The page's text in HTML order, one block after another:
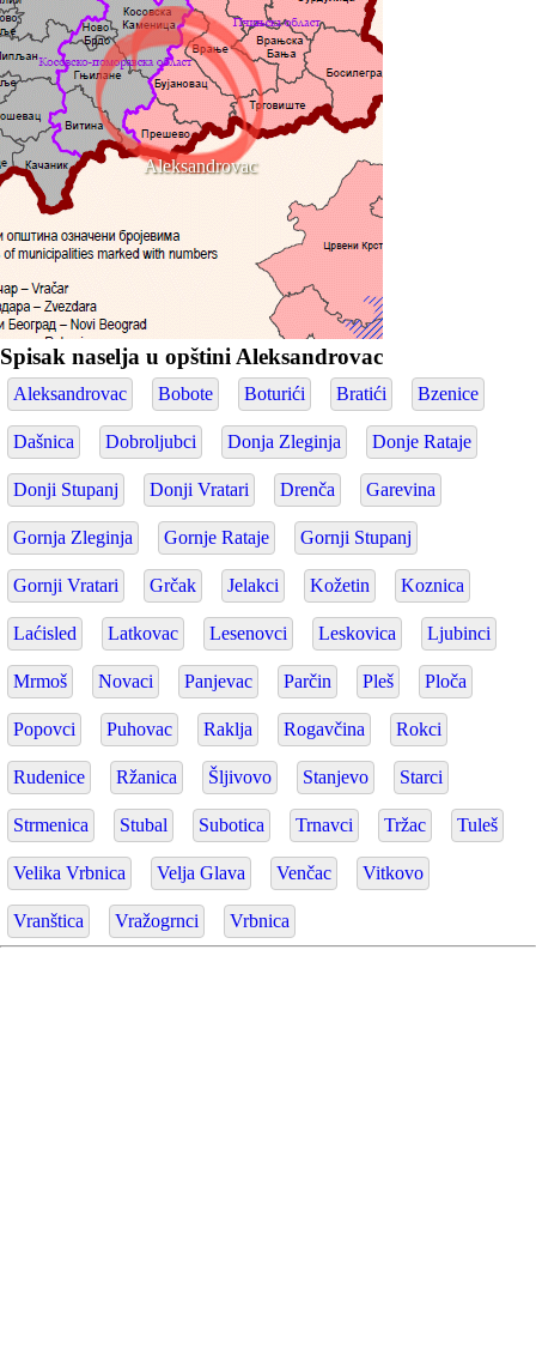
Aleksandrovac
Spisak naselja u opštini Aleksandrovac
Aleksandrovac Bobote Boturići Bratići Bzenice
Dašnica Dobroljubci Donja Zleginja Donje Rataje
Donji Stupanj Donji Vratari Drenča Garevina
Gornja Zleginja Gornje Rataje Gornji Stupanj
Gornji Vratari Grčak Jelakci Kožetin Koznica
Laćisled Latkovac Lesenovci Leskovica Ljubinci
Mrmoš Novaci Panjevac Parčin Pleš Ploča
Popovci Puhovac Raklja Rogavčina Rokci
Rudenice Ržanica Šljivovo Stanjevo Starci
Strmenica Stubal Subotica Trnavci Tržac Tuleš
Velika Vrbnica Velja Glava Venčac Vitkovo
Vranštica Vražogrnci Vrbnica